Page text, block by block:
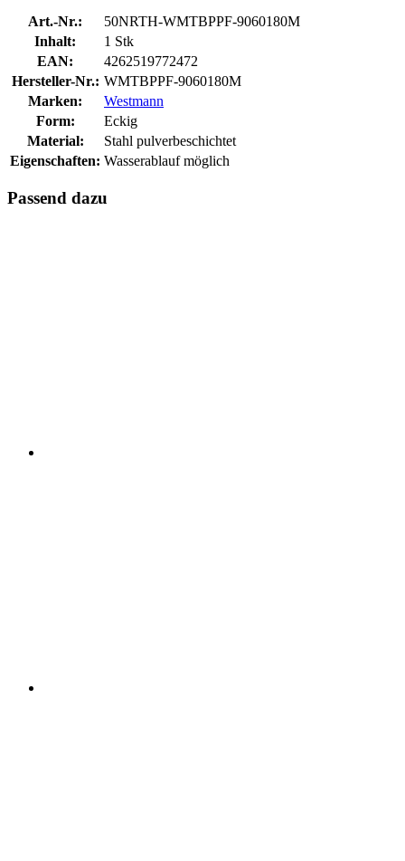
Art.-Nr.:
50NRTH-WMTBPPF-9060180M
Inhalt:
1 Stk
EAN:
4262519772472
Hersteller-Nr.: WMTBPPF-9060180M
Marken:
Westmann
Form:
Eckig
Material:
Stahl pulverbeschichtet
Eigenschaften: Wasserablauf möglich
Passend dazu